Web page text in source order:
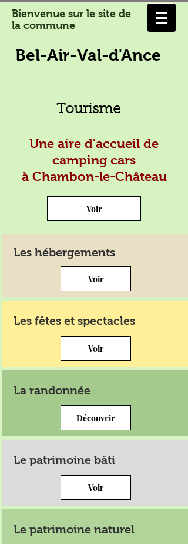
Bienvenue sur le site de
la commune
Bel-Air-Val-d'Ance
Tourisme
Une aire d'accueil de
camping cars
à Chambon-le-Château
Voir
Les hébergements
Voir
Les fêtes et spectacles
Voir
La randonnée
Découvrir
Le patrimoine bâti
Voir
Le patrimoine naturel